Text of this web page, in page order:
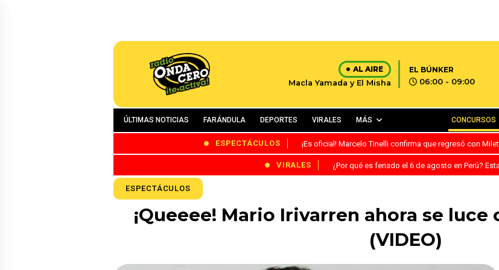
AL AIRE
Macla Yamada y El Misha
EL BÚNKER
06:00 - 09:00
ÚLTIMAS NOTICIAS FARÁNDULA DEPORTES VIRALES MÁS CONCURSOS
ESPECTÁCULOS ¡Es oficial! Marcelo Tinelli confirma que regresó con
VIRALES ¿Por qué es feriado el 6 de agosto en Perú?
ESPECTÁCULOS
¡Queeee! Mario Irivarren ahora se luce
(VIDEO)